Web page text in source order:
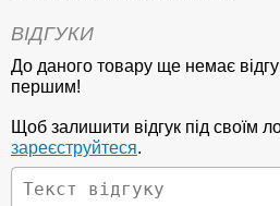
ВІДГУКИ
До даного товару ще немає
першим!
Щоб залишити відгук під своїм
зареєструйтеся.